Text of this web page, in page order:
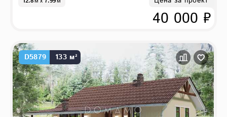
40 000 ₽
D5879 133 м²